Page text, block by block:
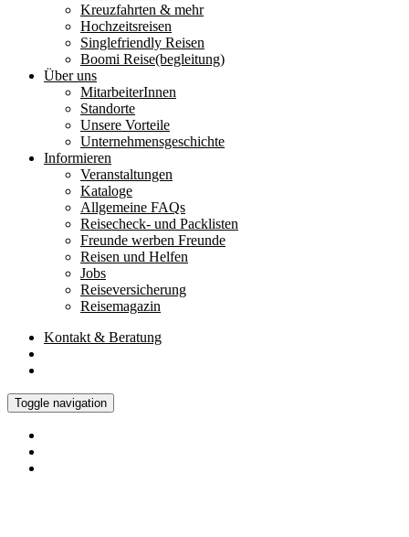
Kreuzfahrten & mehr
Hochzeitsreisen
Singlefriendly Reisen
Boomi Reise(begleitung)
Über uns
MitarbeiterInnen
Standorte
Unsere Vorteile
Unternehmensgeschichte
Informieren
Veranstaltungen
Kataloge
Allgemeine FAQs
Reisecheck- und Packlisten
Freunde werben Freunde
Reisen und Helfen
Jobs
Reiseversicherung
Reisemagazin
Kontakt & Beratung
Toggle navigation